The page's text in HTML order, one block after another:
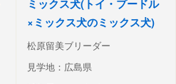
ミックス犬(トイ・プードル
×ミックス犬のミックス犬)
松原留美ブリーダー
見学地：広島県